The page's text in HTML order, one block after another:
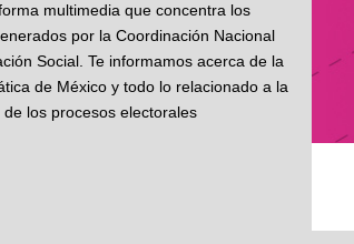
multimedia que concentra los
por la Coordinación Nacional
Social. Te informamos acerca de la
de México y todo lo relacionado a la
los procesos electorales